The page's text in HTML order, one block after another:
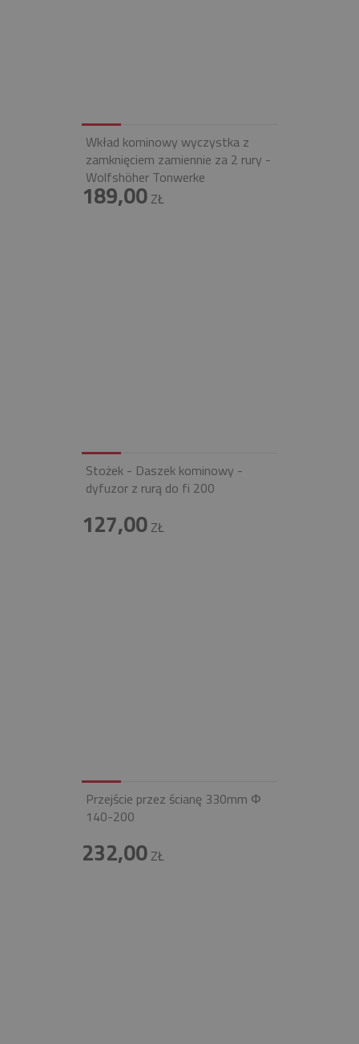
Wkład kominowy wyczystka z
zamknięciem zamiennie za 2 rury -
Wolfshöher Tonwerke
189,00ZŁ
Stożek - Daszek kominowy -
dyfuzor z rurą do fi 200
127,00ZŁ
Przejście przez ścianę 330mm Φ
140-200
232,00ZŁ